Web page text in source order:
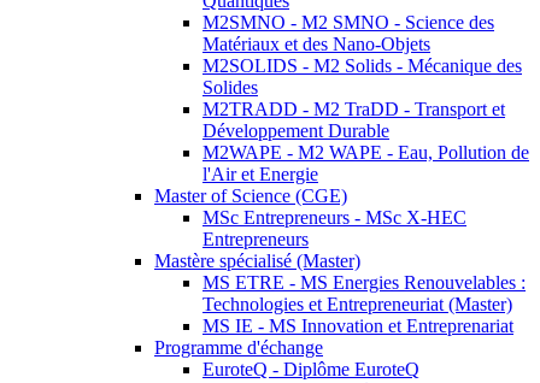
M2SMNO - M2 SMNO - Science des
Matériaux et des Nano-Objets
M2SOLIDS - M2 Solids - Mécanique des
Solides
M2TRADD - M2 TraDD - Transport et
Développement Durable
M2WAPE - M2 WAPE - Eau, Pollution de
l'Air et Energie
Master of Science (CGE)
MSc Entrepreneurs - MSc X-HEC
Entrepreneurs
Mastère spécialisé (Master)
MS ETRE - MS Energies Renouvelables :
Technologies et Entrepreneuriat (Master)
MS IE - MS Innovation et Entreprenariat
Programme d'échange
EuroteQ - Diplôme EuroteQ